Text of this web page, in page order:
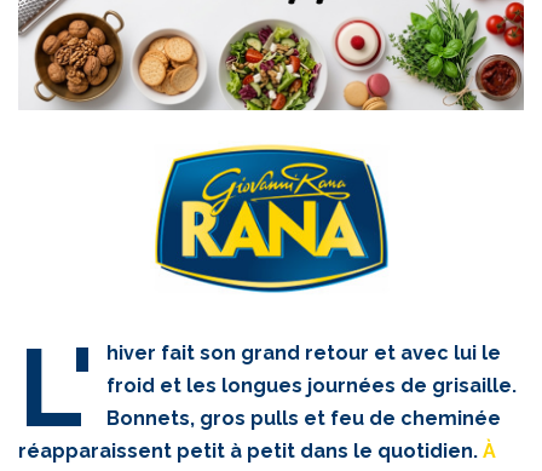
L'
hiver fait son grand retour et avec lui le
froid et les longues journées de grisaille.
Bonnets, gros pulls et feu de cheminée
réapparaissent petit à petit dans le quotidien. À